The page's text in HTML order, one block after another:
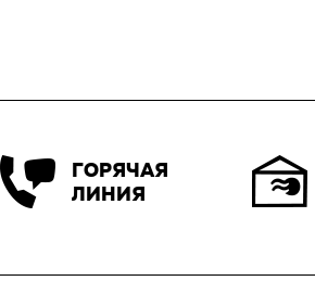
ГОРЯЧАЯ
ЛИНИЯ